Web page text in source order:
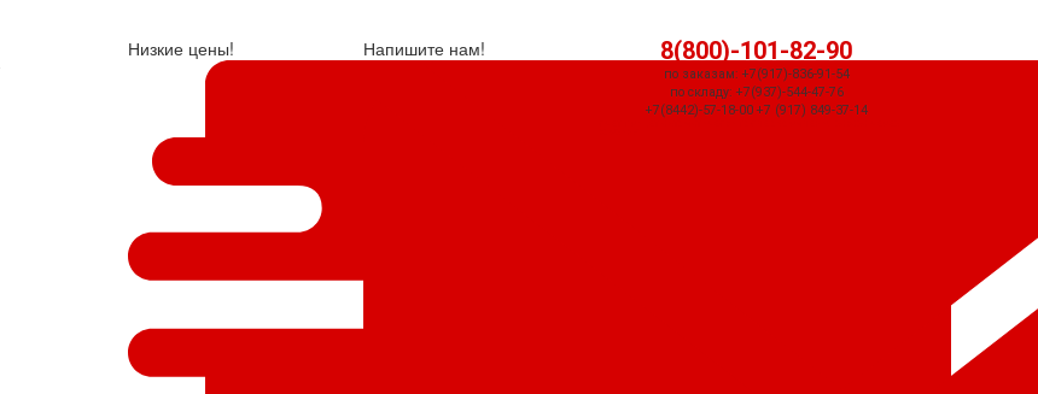
Низкие цены! Напишите нам! 8(800)-101-82-90
по заказам: +7(917)-836-91-54
по складу: +7(937)-544-47-76
+7(8442)-57-18-00 +7 (917) 849-37-14